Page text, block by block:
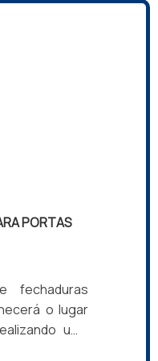
site da Tec
com cofre
PORTAS
fechaduras
o lugar
uma